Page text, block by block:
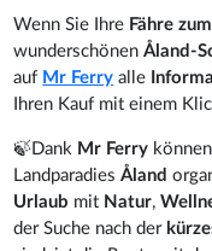
Wenn Sie Ihre Fähre
wunderschönenÅland-
auf Mr Ferry alle
Ihren Kauf mit einem
🍃Dank Mr Ferry
LandparadiesÅland
Urlaub mit Natur,
der Suche nach der